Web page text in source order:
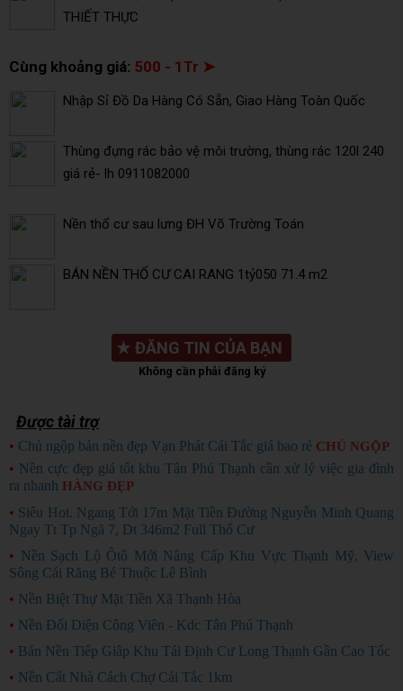
THIẾT THỰC
Cùng khoảng giá: 500 - 1Tr ➤
Nhập Sỉ Đồ Da Hàng Có Sẵn, Giao Hàng Toàn Quốc
Thùng đựng rác bảo vệ môi trường, thùng rác 120l 240
giá rẻ- lh 0911082000
Nền thổ cư sau lưng ĐH Võ Trường Toán
BÁN NỀN THỔ CƯ CAI RANG 1tỷ050 71.4 m2
★ ĐĂNG TIN CỦA BẠN
Không cần phải đăng ký
Được tài trợ
• Chủ ngộp bán nền đẹp Vạn Phát Cái Tắc giá bao rẻ CHỦ NGỘP
• Nền cực đẹp giá tốt khu Tân Phú Thạnh cần xử lý việc gia đình
ra nhanh HÀNG ĐẸP
• Siêu Hot. Ngang Tới 17m Mặt Tiền Đường Nguyễn Minh Quang
Ngay Tt Tp Ngã 7, Dt 346m2 Full Thổ Cư
• Nền Sạch Lộ Ôtô Mới Nâng Cấp Khu Vực Thạnh Mỹ, View
Sông Cái Răng Bé Thuộc Lê Bình
• Nền Biệt Thự Mặt Tiền Xã Thạnh Hòa
• Nền Đối Diện Công Viên - Kdc Tân Phú Thạnh
• Bán Nền Tiếp Giâp Khu Tái Định Cư Long Thạnh Gần Cao Tốc
• Nền Cất Nhà Cách Chợ Cái Tắc 1km